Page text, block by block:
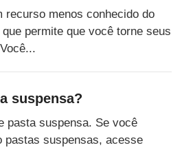
recurso menos conhecido do
permite que você torne seus
suspensa?
pasta suspensa. Se você
pastas suspensas, acesse